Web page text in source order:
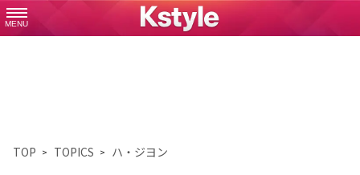
MENU
TOP TOPICS ハ・ジヨン